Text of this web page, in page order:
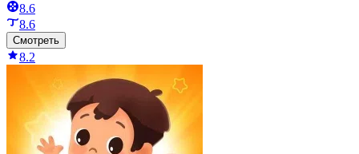
8.6
8.6
Смотреть
8.2